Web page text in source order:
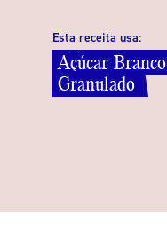
Esta receita usa:
Açúcar Branco
Granulado